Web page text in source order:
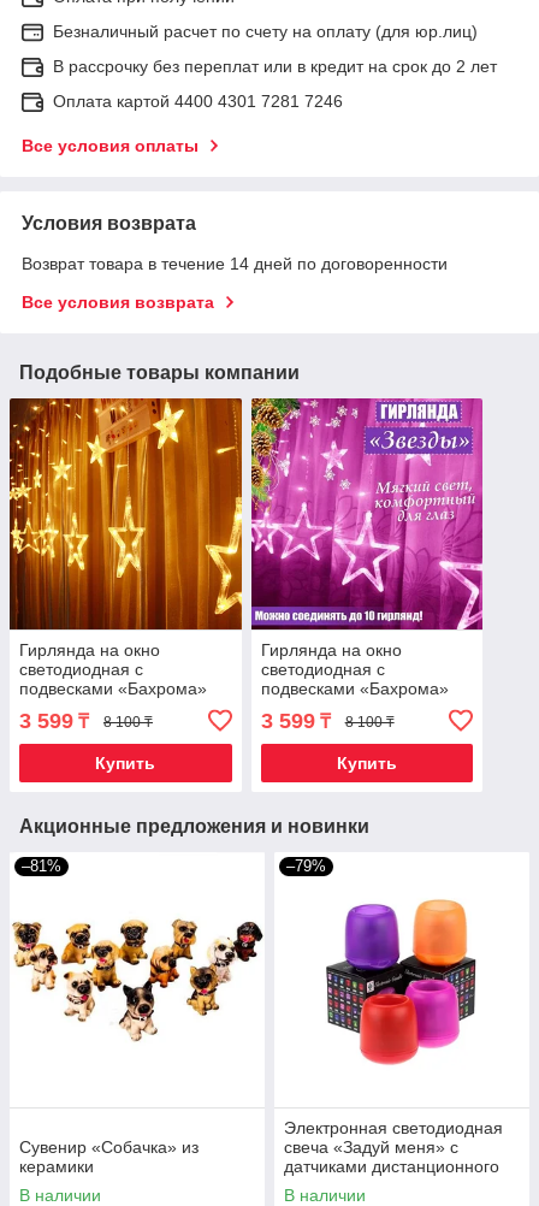
Безналичный расчет по счету на оплату (для юр.лиц)
В рассрочку без переплат или в кредит на срок до 2 лет
Оплата картой 4400 4301 7281 7246
Все условия оплаты
Условия возврата
Возврат товара в течение 14 дней по договоренности
Все условия возврата
Подобные товары компании
Гирлянда на окно
светодиодная с
подвесками «Бахрома»
{3х1 м, стыкуемая, 8
режимов, 220В} (Теплый
белый /
3 599 ₸ 8 100 ₸
Купить
Гирлянда на окно
светодиодная с
подвесками «Бахрома»
{3х1 м, стыкуемая, 8
режимов, 220В} (Розовый /
Звезда)
3 599₸ 8 100 ₸
Купить
Акционные предложения и новинки
–81%
Сувенир «Собачка» из
керамики
В наличии
–79%
Электронная светодиодная
свеча «Задуй меня» с
датчиками дистанционного
включения (Сердца)
В наличии